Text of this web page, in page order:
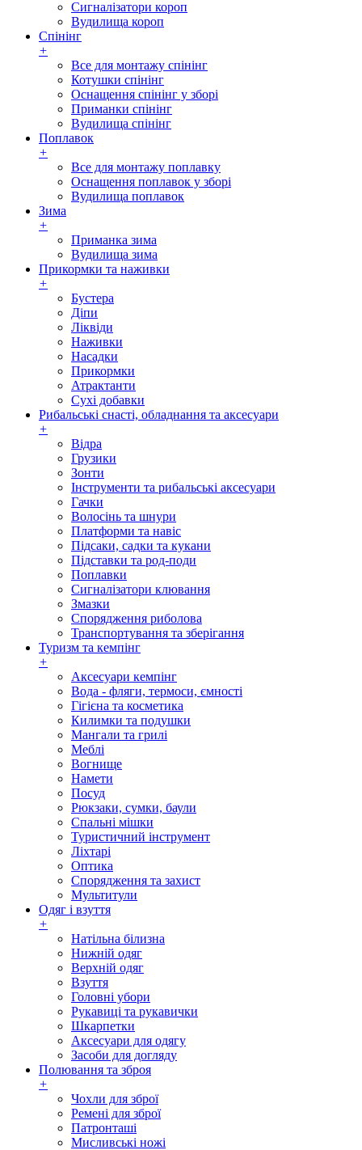
Сигналізатори короп
Вудилища короп
Спінінг
+
Все для монтажу спінінг
Котушки спінінг
Оснащення спінінг у зборі
Приманки спінінг
Вудилища спінінг
Поплавок
+
Все для монтажу поплавку
Оснащення поплавок у зборі
Вудилища поплавок
Зима
+
Приманка зима
Вудилища зима
Прикормки та наживки
+
Бустера
Діпи
Ліквіди
Наживки
Насадки
Прикормки
Атрактанти
Сухі добавки
Рибальські снасті, обладнання та аксесуари
+
Відра
Грузики
Зонти
Інструменти та рибальські аксесуари
Гачки
Волосінь та шнури
Платформи та навіс
Підсаки, садки та кукани
Підставки та род-поди
Поплавки
Сигналізатори клювання
Змазки
Спорядження риболова
Транспортування та зберігання
Туризм та кемпінг
+
Аксесуари кемпінг
Вода - фляги, термоси, ємності
Гігієна та косметика
Килимки та подушки
Мангали та грилі
Меблі
Вогнище
Намети
Посуд
Рюкзаки, сумки, баули
Спальні мішки
Туристичний інструмент
Ліхтарі
Оптика
Спорядження та захист
Мультитули
Одяг і взуття
+
Натільна білизна
Нижній одяг
Верхній одяг
Взуття
Головні убори
Рукавиці та рукавички
Шкарпетки
Аксесуари для одягу
Засоби для догляду
Полювання та зброя
+
Чохли для зброї
Ремені для зброї
Патронташі
Мисливські ножі